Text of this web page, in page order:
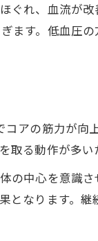
れ、血流が
す。低血圧
アの筋力が
る動作が多い
中心を意識
なります。